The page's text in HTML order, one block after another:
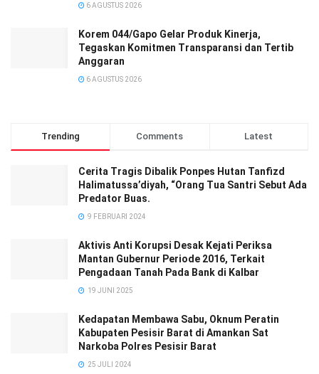
6 AGUSTUS 2026
Korem 044/Gapo Gelar Produk Kinerja,
Tegaskan Komitmen Transparansi dan Tertib
Anggaran
6 AGUSTUS 2026
Trending Comments Latest
Cerita Tragis Dibalik Ponpes Hutan Tanfizd
Halimatussa’diyah, “Orang Tua Santri Sebut Ada
Predator Buas.
9 FEBRUARI 2024
Aktivis Anti Korupsi Desak Kejati Periksa
Mantan Gubernur Periode 2016, Terkait
Pengadaan Tanah Pada Bank di Kalbar
19 JUNI 2025
Kedapatan Membawa Sabu, Oknum Peratin
Kabupaten Pesisir Barat di Amankan Sat
Narkoba Polres Pesisir Barat
25 JULI 2024